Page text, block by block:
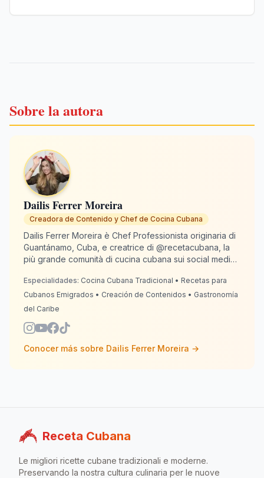
Sobre la autora
Dailis Ferrer Moreira
Creadora de Contenido y Chef de Cocina Cubana
Dailis Ferrer Moreira è Chef Professionista originaria di
Guantánamo, Cuba, e creatrice di @recetacubana, la
più grande comunità di cucina cubana sui social media
risiede dal 2020, si dedica a mantenere viva la
tradizione culinaria cubana per gli emigrati di tutto il
mondo. Con 13 anni di esperienza in cucina, Dailis
sappia "come lo faceva la nonna". RecetaCubana.app
diventa il sapore che ci unisce.
Especialidades: Cocina Cubana Tradicional • Recetas para
Cubanos Emigrados • Creación de Contenidos • Gastronomía
del Caribe
Conocer más sobre Dailis Ferrer Moreira →
Receta Cubana
Le migliori ricette cubane tradizionali e moderne.
Preservando la nostra cultura culinaria per le nuove